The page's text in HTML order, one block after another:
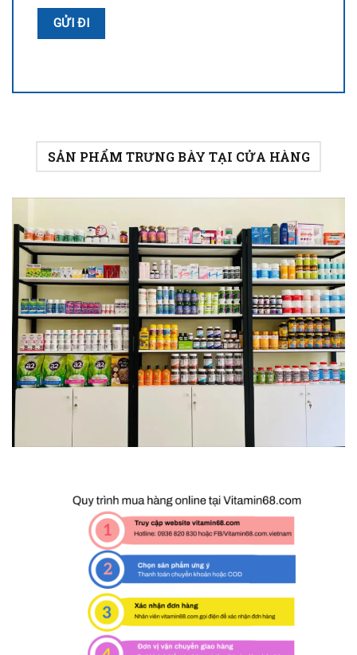
SẢN PHẨM TRƯNG BÀY TẠI CỬA HÀNG